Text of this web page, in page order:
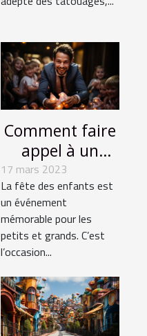
Comment faire
appel à un
magicien pour
la fête des
enfants?
17 mars 2023
La fête des enfants est
un événement
mémorable pour les
petits et grands. C’est
l’occasion...